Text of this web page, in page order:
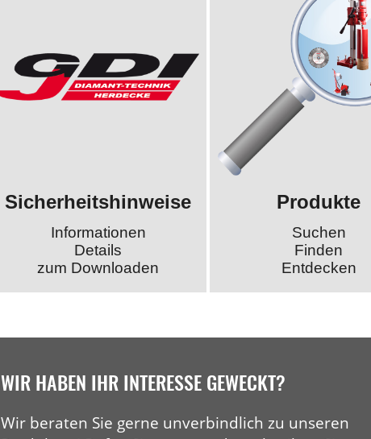
Sicherheitshinweise
Informationen
Details
zum Downloaden
Produkte
Suchen
Finden
Entdecken
WIR HABEN IHR INTERESSE GEWECKT?
Wir beraten Sie gerne unverbindlich zu unseren